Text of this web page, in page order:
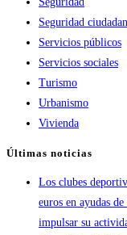
Seguridad
Servicios públicos
Servicios sociales
Turismo
Urbanismo
Vivienda
Últimas noticias
Los clubes
euros en ayudas
impulsar su